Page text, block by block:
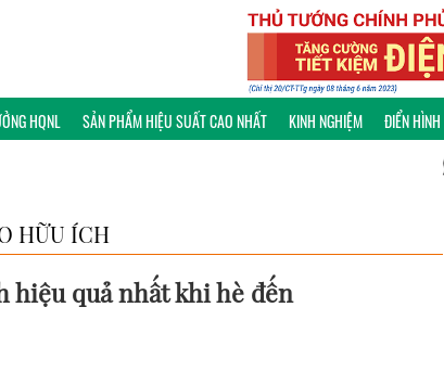
HQNL SẢN PHẨM HIỆU SUẤT CAO NHẤT KINH NGHIỆM ĐIỂN HÌNH
HỮU ÍCH
quả nhất khi hè đến